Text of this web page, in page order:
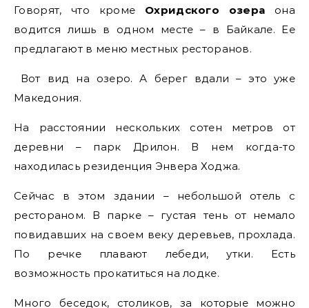
Говорят, что кроме Охридского озера она
водится лишь в одном месте – в Байкале. Ее
предлагают в меню местных ресторанов.
Вот вид на озеро. А берег вдали – это уже
Македония.
На расстоянии нескольких сотен метров от
деревни – парк Дрилон. В нем когда-то
находилась резиденция Энвера Ходжа.
Сейчас в этом здании – небольшой отель с
рестораном. В парке – густая тень от немало
повидавших на своем веку деревьев, прохлада.
По речке плавают лебеди, утки. Есть
возможность прокатиться на лодке.
Много беседок, столиков, за которые можно